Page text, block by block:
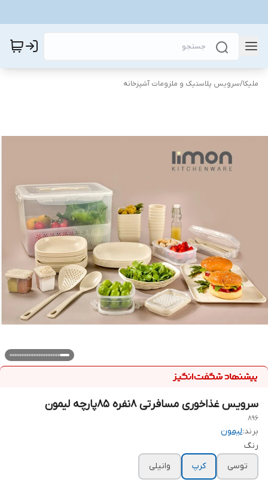
ملیکا/سرویس پلاستیک و ملزومات آشپزخانه
سرویس غذاخوری مسافرتی 8نفره 85پارچه لیمون
896
برند:لیمون
رنگ
توسی
کرپ وانیلی